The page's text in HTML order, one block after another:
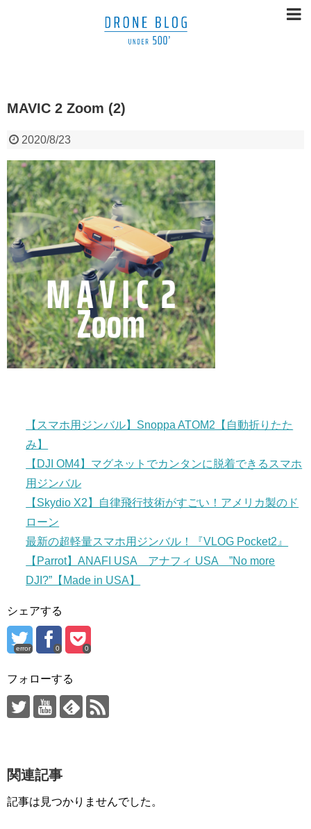
MAVIC 2 Zoom (2)
2020/8/23
【スマホ用ジンバル】Snoppa ATOM2【自動折りたた
み】
【DJI OM4】マグネットでカンタンに脱着できるスマホ
用ジンバル
【Skydio X2】自律飛行技術がすごい！アメリカ製のド
ローン
最新の超軽量スマホ用ジンバル！『VLOG Pocket2』
【Parrot】ANAFI USA アナフィ USA ”No more
DJI?”【Made in USA】
シェアする
error 0 0
フォローする
関連記事
記事は見つかりませんでした。